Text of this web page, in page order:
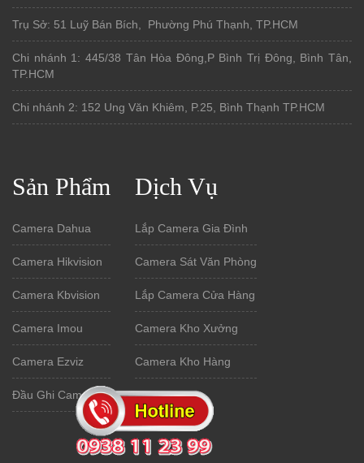
Trụ Sở: 51 Luỹ Bán Bích, Phường Phú Thạnh, TP.HCM
Chi nhánh 1: 445/38 Tân Hòa Đông,P Bình Trị Đông, Bình Tân,
TP.HCM
Chi nhánh 2: 152 Ung Văn Khiêm, P.25, Bình Thạnh TP.HCM
Sản Phẩm
Camera Dahua
Camera Hikvision
Camera Kbvision
Camera Imou
Camera Ezviz
Đầu Ghi Camera
Dịch Vụ
Lắp Camera Gia Đình
Camera Sát Văn Phòng
Lắp Camera Cửa Hàng
Camera Kho Xưởng
Camera Kho Hàng